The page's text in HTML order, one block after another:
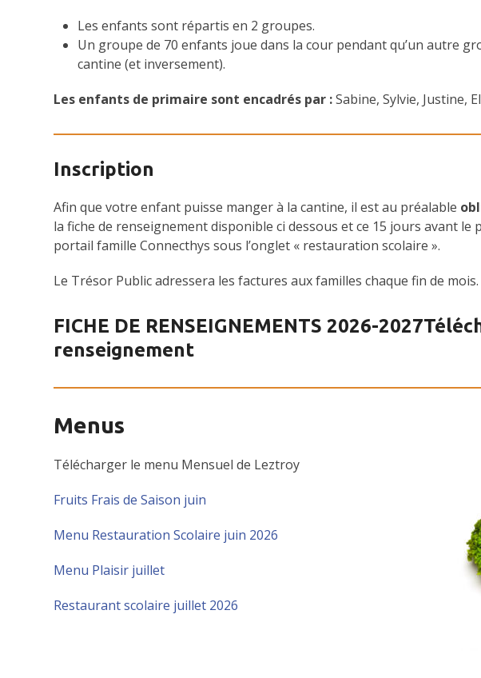
Les enfants sont répartis en 2 groupes.
Un groupe de 70 enfants joue dans la cour pendant qu’un autre
cantine (et inversement).
Les enfants de primaire sont encadrés par :Sabine, Sylvie, Justine,
Inscription
Afin que votre enfant puisse manger à la cantine, il est au préalable
la fiche de renseignement disponible ci dessous et ce 15 jours avant le
portail famille Connecthys sous l’onglet « restauration scolaire ».
Le Trésor Public adressera les factures aux familles chaque fin de mois.
FICHE DE RENSEIGNEMENTS 2026-2027
renseignement
Menus
Télécharger le menu Mensuel de Leztroy
Fruits Frais de Saison juin
Menu Restauration Scolaire juin 2026
Menu Plaisir juillet
Restaurant scolaire juillet 2026